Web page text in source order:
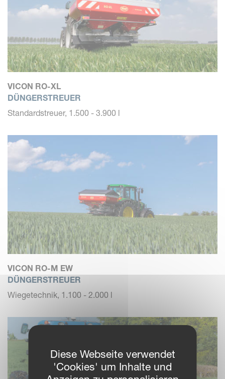
VICON RO-XL
DÜNGERSTREUER
Standardstreuer, 1.500 - 3.900 l
VICON RO-M EW
DÜNGERSTREUER
Wiegetechnik, 1.100 - 2.000 l
Diese Webseite verwendet
'Cookies' um Inhalte und